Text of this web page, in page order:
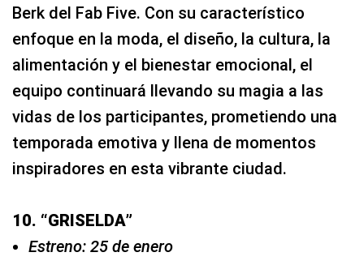
Berk del Fab Five. Con su característico
enfoque en la moda, el diseño, la cultura, la
alimentación y el bienestar emocional, el
equipo continuará llevando su magia a las
vidas de los participantes, prometiendo una
temporada emotiva y llena de momentos
inspiradores en esta vibrante ciudad.
10. “GRISELDA”
Estreno: 25 de enero